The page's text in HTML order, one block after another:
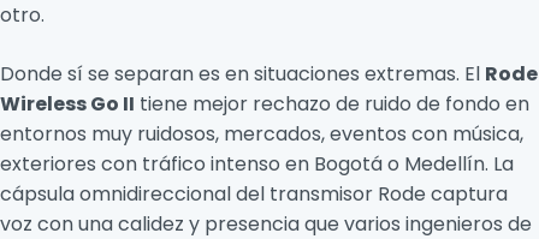
otro.
Donde sí se separan es en situaciones extremas. El Rode
Wireless Go II tiene mejor rechazo de ruido de fondo en
entornos muy ruidosos, mercados, eventos con música,
exteriores con tráfico intenso en Bogotá o Medellín. La
cápsula omnidireccional del transmisor Rode captura
voz con una calidez y presencia que varios ingenieros de